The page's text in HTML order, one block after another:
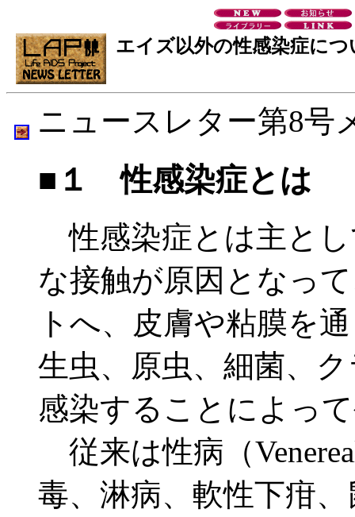
エイズ以外の性感染症につ
ニュースレター第8号
■１ 性感染症とは
性感染症とは主と
な接触が原因となっ
トへ、皮膚や粘膜を
生虫、原虫、細菌、
感染することによっ
従来は性病（
毒、淋病、軟性下疳